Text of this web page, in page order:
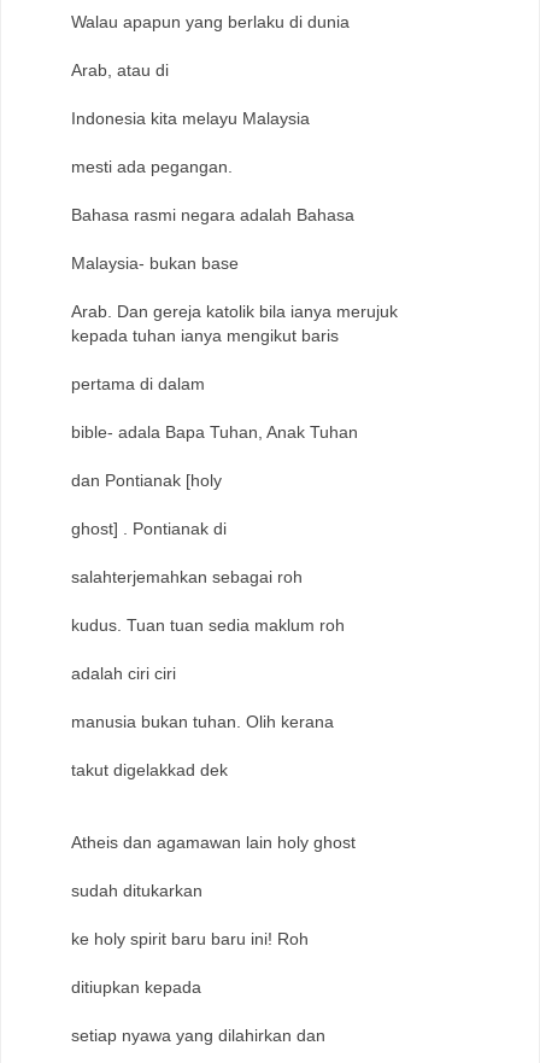
Walau apapun yang berlaku di dunia
Arab, atau di
Indonesia kita melayu Malaysia
mesti ada pegangan.
Bahasa rasmi negara adalah Bahasa
Malaysia- bukan base
Arab. Dan gereja katolik bila ianya merujuk
kepada tuhan ianya mengikut baris
pertama di dalam
bible- adala Bapa Tuhan, Anak Tuhan
dan Pontianak [holy
ghost] . Pontianak di
salahterjemahkan sebagai roh
kudus. Tuan tuan sedia maklum roh
adalah ciri ciri
manusia bukan tuhan. Olih kerana
takut digelakkad dek
Atheis dan agamawan lain holy ghost
sudah ditukarkan
ke holy spirit baru baru ini! Roh
ditiupkan kepada
setiap nyawa yang dilahirkan dan